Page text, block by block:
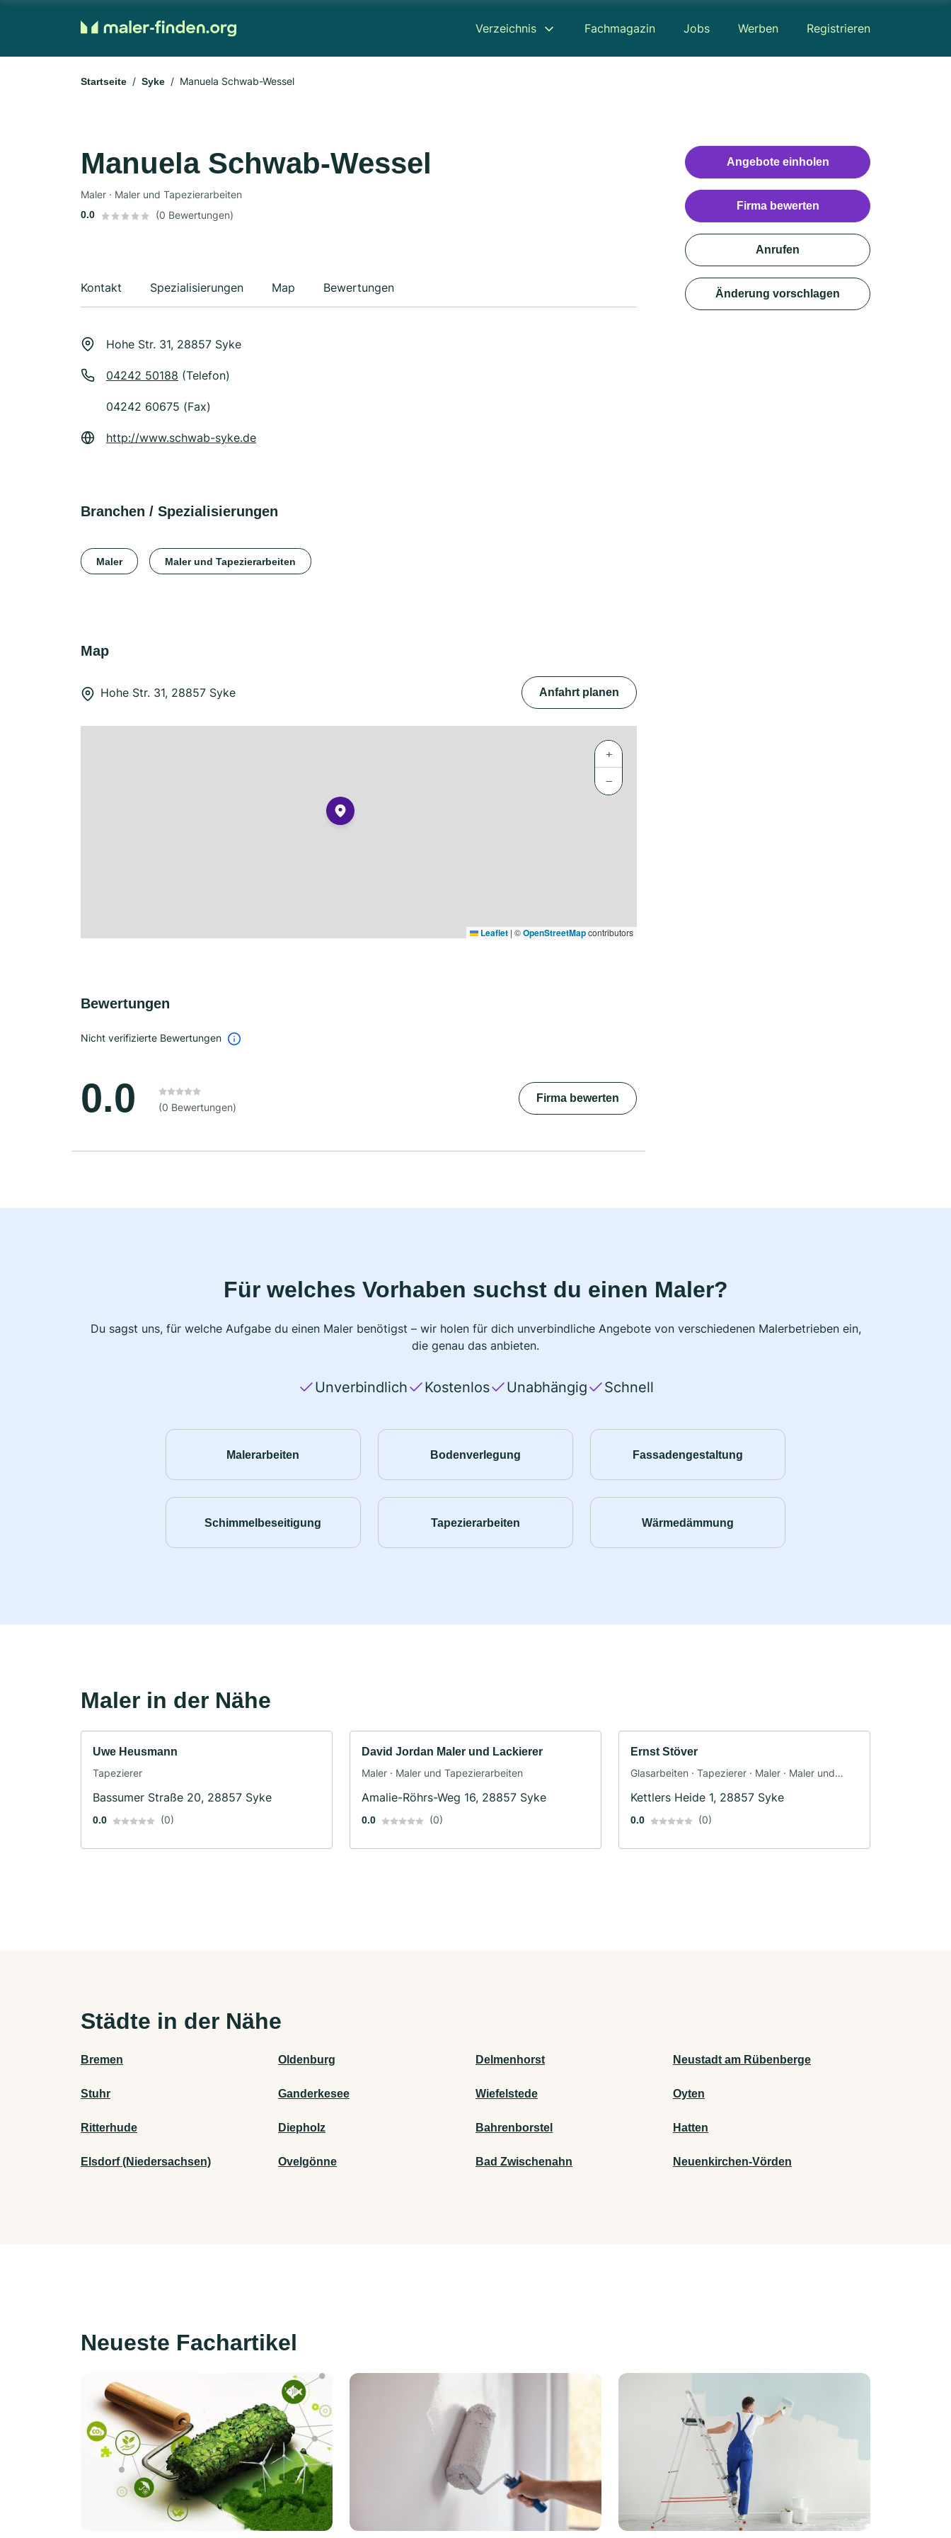
Verzeichnis Fachmagazin Jobs Werben Registrieren
Startseite Syke Manuela Schwab-Wessel
Manuela Schwab-Wessel
Maler · Maler und Tapezierarbeiten
0.0 (0 Bewertungen)
Kontakt Spezialisierungen Map Bewertungen
Hohe Str. 31, 28857 Syke
04242 50188 (Telefon)
04242 60675 (Fax)
http://www.schwab-syke.de
Branchen / Spezialisierungen
Maler Maler und Tapezierarbeiten
Map
Hohe Str. 31, 28857 Syke Anfahrt planen
+
−
Leaflet | ©OpenStreetMapcontributors
Bewertungen
Nicht verifizierte Bewertungen
0.0 (0 Bewertungen)
Firma bewerten
Angebote einholen
Firma bewerten
Anrufen
Änderung vorschlagen
Für welches Vorhaben suchst du einen Maler?
Du sagst uns, für welche Aufgabe du einen Maler benötigst – wir holen für dich unverbindliche Angebote von verschiedenen Malerbetrieben ein,
die genau das anbieten.
Unverbindlich Kostenlos Unabhängig Schnell
Malerarbeiten Bodenverlegung Fassadengestaltung
Schimmelbeseitigung Tapezierarbeiten Wärmedämmung
Maler in der Nähe
Uwe Heusmann
Tapezierer
Bassumer Straße 20, 28857 Syke
0.0 (0)
David Jordan Maler und Lackierer
Maler · Maler und Tapezierarbeiten
Amalie-Röhrs-Weg 16, 28857 Syke
0.0 (0)
Ernst Stöver
Glasarbeiten · Tapezierer · Maler · Maler und
Kettlers Heide 1, 28857 Syke
0.0 (0)
Städte in der Nähe
Bremen Oldenburg Delmenhorst Neustadt am Rübenberge
Stuhr Ganderkesee Wiefelstede Oyten
Ritterhude Diepholz Bahrenborstel Hatten
Elsdorf (Niedersachsen) Ovelgönne Bad Zwischenahn Neuenkirchen-Vörden
Neueste Fachartikel